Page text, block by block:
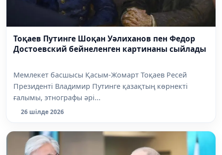
Тоқаев Путинге Шоқан Уәлиханов пен Федор
Достоевский бейнеленген картинаны сыйлады
Мемлекет басшысы Қасым-Жомарт Тоқаев Ресей
Президенті Владимир Путинге қазақтың көрнекті
ғалымы, этнографы әрі...
26 шілде 2026